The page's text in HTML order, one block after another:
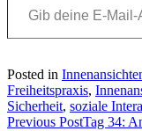
Posted in
Freiheitspraxis,
Sicherheit, soziale
Previous PostTag 34: